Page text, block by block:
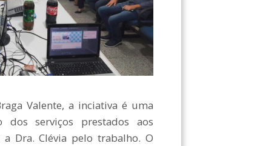
Valente, a inciativa é uma
serviços prestados aos
a Dra. Clévia pelo trabalho. O